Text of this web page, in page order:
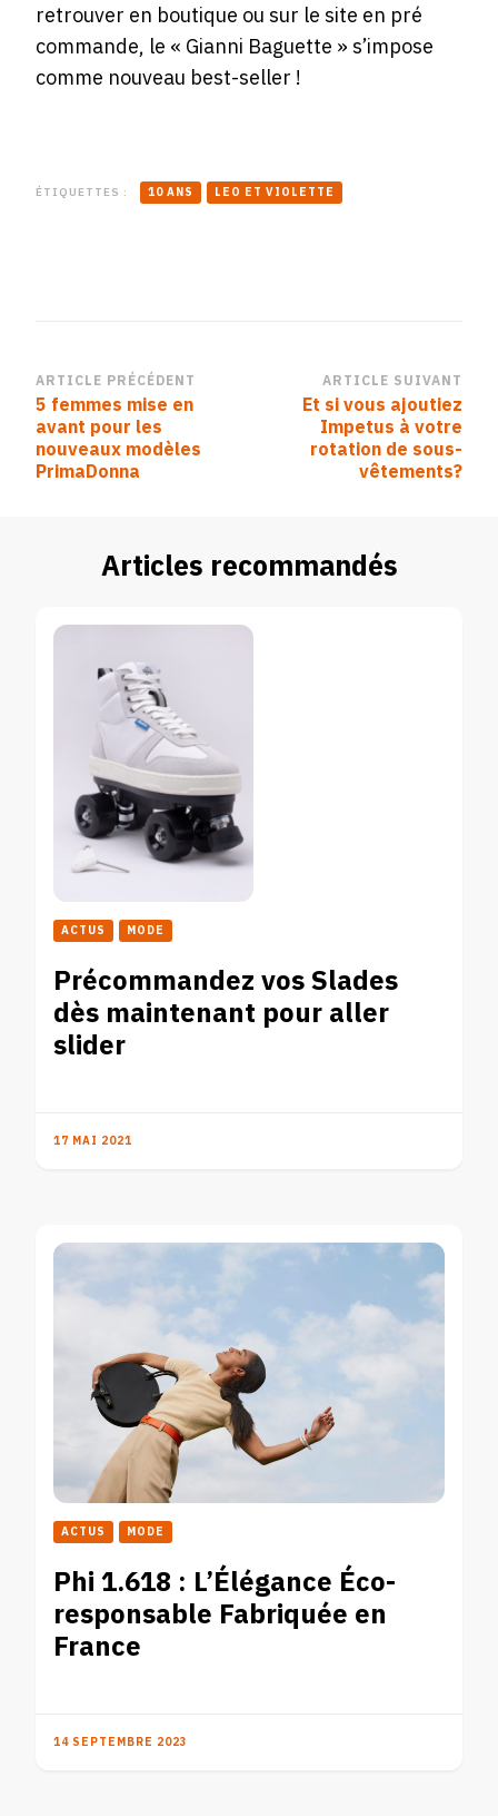
retrouver en boutique ou sur le site en pré
commande, le « Gianni Baguette » s’impose
comme nouveau best-seller !
ÉTIQUETTES : 10 ANS LEO ET VIOLETTE
Navigation
d’article
ARTICLE PRÉCÉDENT
5 femmes mise en
avant pour les
nouveaux modèles
PrimaDonna
ARTICLE SUIVANT
Et si vous ajoutiez
Impetus à votre
rotation de sous-
vêtements?
Articles recommandés
ACTUS MODE
Précommandez vos Slades
dès maintenant pour aller
slider
17 MAI 2021
ACTUS MODE
Phi 1.618 : L’Élégance Éco-
responsable Fabriquée en
France
14 SEPTEMBRE 2023